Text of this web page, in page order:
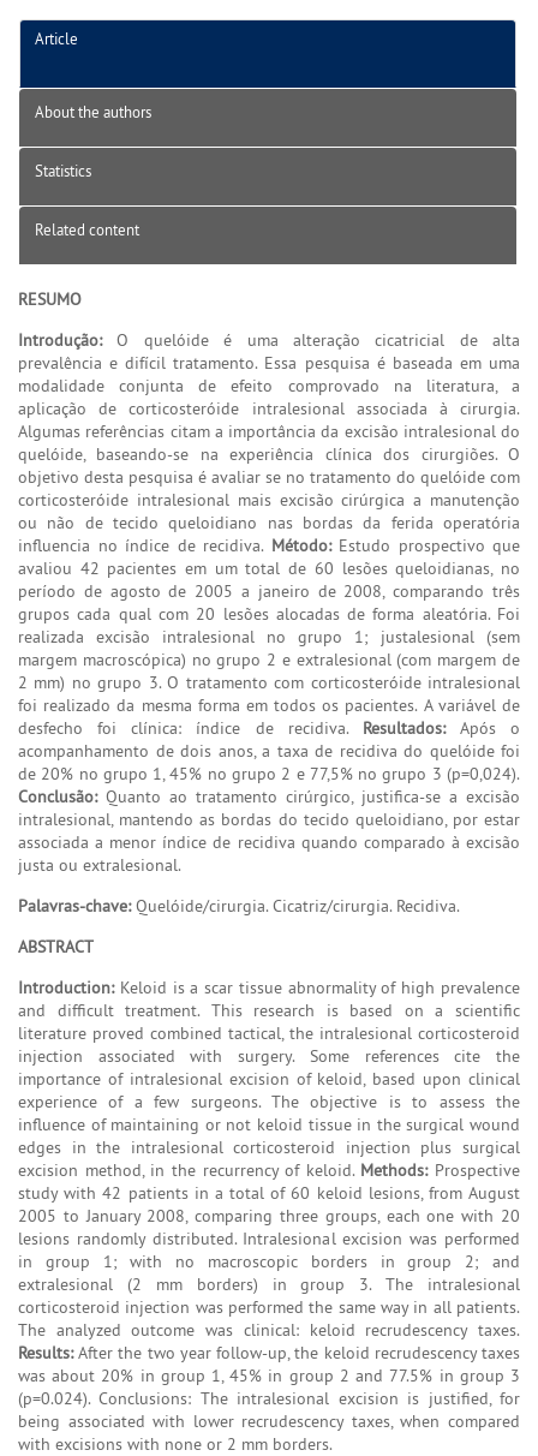
Article
About the authors
Statistics
Related content
RESUMO
Introdução:O quelóide é uma alteração cicatricial de alta
prevalência e difícil tratamento. Essa pesquisa é baseada em uma
modalidade conjunta de efeito comprovado na literatura, a
aplicação de corticosteróide intralesional associada à cirurgia.
Algumas referências citam a importância da excisão intralesional do
quelóide, baseando-se na experiência clínica dos cirurgiões. O
objetivo desta pesquisa é avaliar se no tratamento do quelóide com
corticosteróide intralesional mais excisão cirúrgica a manutenção
ou não de tecido queloidiano nas bordas da ferida operatória
influencia no índice de recidiva. Método:Estudo prospectivo que
avaliou 42 pacientes em um total de 60 lesões queloidianas, no
período de agosto de 2005 a janeiro de 2008, comparando três
grupos cada qual com 20 lesões alocadas de forma aleatória. Foi
realizada excisão intralesional no grupo 1; justalesional (sem
margem macroscópica) no grupo 2 e extralesional (com margem de
2 mm) no grupo 3. O tratamento com corticosteróide intralesional
foi realizado da mesma forma em todos os pacientes. A variável de
desfecho foi clínica: índice de recidiva. Resultados:Após o
acompanhamento de dois anos, a taxa de recidiva do quelóide foi
de 20% no grupo 1, 45% no grupo 2 e 77,5% no grupo 3 (p=0,024).
Conclusão:Quanto ao tratamento cirúrgico, justifica-se a excisão
intralesional, mantendo as bordas do tecido queloidiano, por estar
associada a menor índice de recidiva quando comparado à excisão
justa ou extralesional.
Palavras-chave:Quelóide/cirurgia. Cicatriz/cirurgia. Recidiva.
ABSTRACT
Introduction:Keloid is a scar tissue abnormality of high prevalence
and difficult treatment. This research is based on a scientific
literature proved combined tactical, the intralesional corticosteroid
injection associated with surgery. Some references cite the
importance of intralesional excision of keloid, based upon clinical
experience of a few surgeons. The objective is to assess the
influence of maintaining or not keloid tissue in the surgical wound
edges in the intralesional corticosteroid injection plus surgical
excision method, in the recurrency of keloid. Methods:Prospective
study with 42 patients in a total of 60 keloid lesions, from August
2005 to January 2008, comparing three groups, each one with 20
lesions randomly distributed. Intralesional excision was performed
in group 1; with no macroscopic borders in group 2; and
extralesional (2 mm borders) in group 3. The intralesional
corticosteroid injection was performed the same way in all patients.
The analyzed outcome was clinical: keloid recrudescency taxes.
Results:After the two year follow-up, the keloid recrudescency taxes
was about 20% in group 1, 45% in group 2 and 77.5% in group 3
(p=0.024). Conclusions: The intralesional excision is justified, for
being associated with lower recrudescency taxes, when compared
with excisions with none or 2 mm borders.